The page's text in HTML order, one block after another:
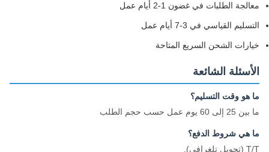
معالجة الطلبات في غضون 1-2 أيام عمل
التسليم القياسي في 3-7 أيام عمل
خيارات الشحن السريع المتاحة
الأسئلة الشائعة
ما هو وقت التسليم؟
ما بين 25 إلى 60 يوم عمل حسب حجم الطلب
ما هي شروط الدفع؟
T/T (تحويل تلغرافي).